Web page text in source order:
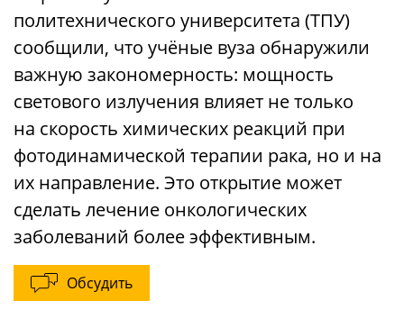
политехнического университета (ТПУ)
сообщили, что учёные вуза обнаружили
важную закономерность: мощность
светового излучения влияет не только
на скорость химических реакций при
фотодинамической терапии рака, но и на
их направление. Это открытие может
сделать лечение онкологических
заболеваний более эффективным.
Обсудить